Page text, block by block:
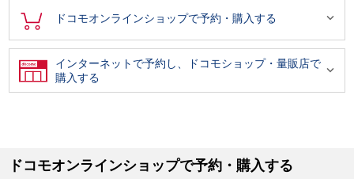
ドコモオンラインショップで予約・購入する 
インターネットで予約し、ドコモショップ・量販店で
購入する

ドコモオンラインショップで予約・購入する